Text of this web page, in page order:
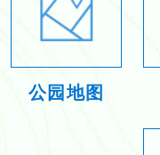
公园地图